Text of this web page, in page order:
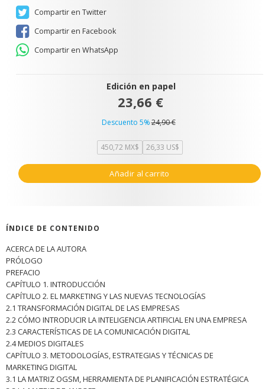
Compartir en Twitter
Compartir en Facebook
Compartir en WhatsApp
Edición en papel
23,66 €
Descuento 5%24,90 €
450,72 MX$ 26,33 US$
Añadir al carrito
ÍNDICE DE CONTENIDO
ACERCA DE LA AUTORA
PRÓLOGO
PREFACIO
CAPÍTULO 1. INTRODUCCIÓN
CAPÍTULO 2. EL MARKETING Y LAS NUEVAS TECNOLOGÍAS
2.1 TRANSFORMACIÓN DIGITAL DE LAS EMPRESAS
2.2 CÓMO INTRODUCIR LA INTELIGENCIA ARTIFICIAL EN UNA EMPRESA
2.3 CARACTERÍSTICAS DE LA COMUNICACIÓN DIGITAL
2.4 MEDIOS DIGITALES
CAPÍTULO 3. METODOLOGÍAS, ESTRATEGIAS Y TÉCNICAS DE
MARKETING DIGITAL
3.1 LA MATRIZ OGSM, HERRAMIENTA DE PLANIFICACIÓN ESTRATÉGICA